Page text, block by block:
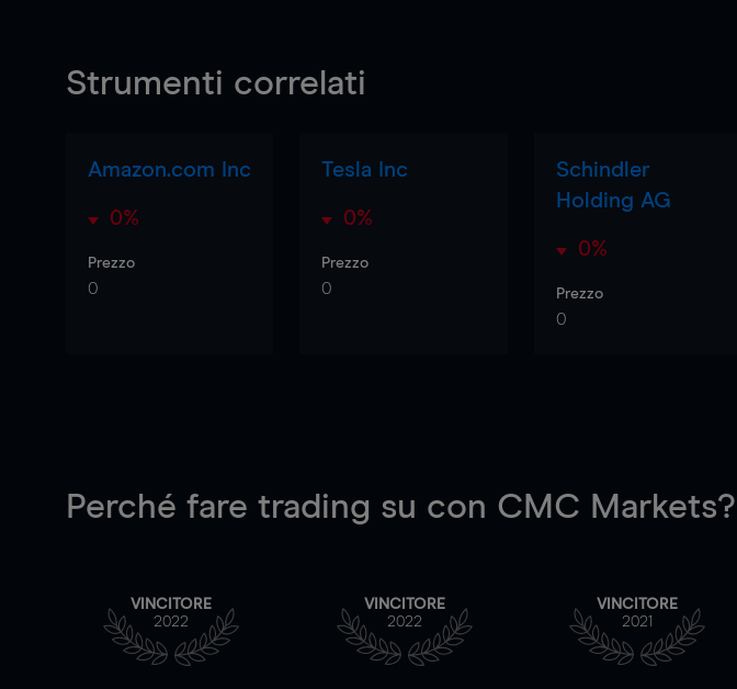
Strumenti correlati
Amazon.com Inc
0%
Prezzo
0
Tesla Inc
0%
Prezzo
0
Schindler
Holding AG
0%
Prezzo
0
Perché fare trading su con CMC Markets?
VINCITORE
2022
VINCITORE
2022
VINCITORE
2021